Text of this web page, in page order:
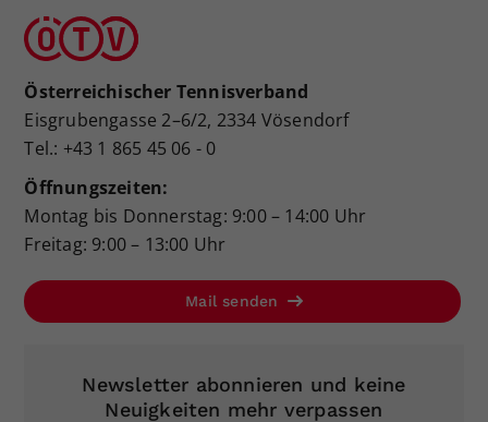
Österreichischer Tennisverband
Eisgrubengasse 2–6/2, 2334 Vösendorf
Tel.: +43 1 865 45 06 - 0
Öffnungszeiten:
Montag bis Donnerstag: 9:00 – 14:00 Uhr
Freitag: 9:00 – 13:00 Uhr
Mail senden
Newsletter abonnieren und keine
Neuigkeiten mehr verpassen